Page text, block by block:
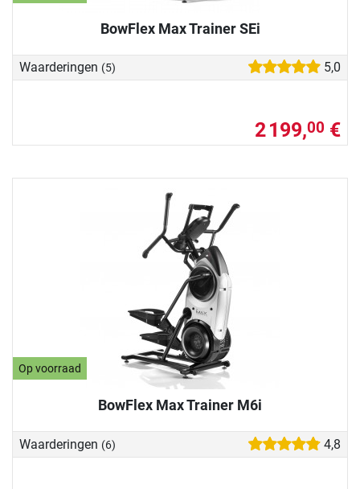
BowFlex Max Trainer SEi
Waarderingen (5) 5,0
2 199,00 €
Op voorraad
BowFlex Max Trainer M6i
Waarderingen (6) 4,8